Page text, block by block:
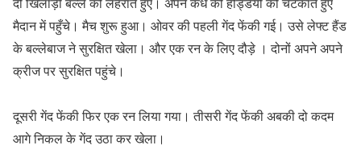
मैदान में पहुँचे। मैच शुरू हुआ। ओवर की पहली गेंद फेंकी गई। उसे लेफ्ट हैंड
के बल्लेबाज ने सुरक्षित खेला। और एक रन के लिए दौड़े । दोनों अपने अपने
क्रीज पर सुरक्षित पहुंचे।
दूसरी गेंद फेंकी फिर एक रन लिया गया। तीसरी गेंद फेंकी अबकी दो कदम
आगे निकल के गेंद उठा कर खेला।